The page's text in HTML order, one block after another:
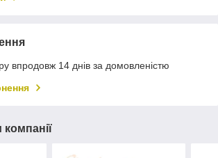
впродовж 14 днів за домовленістю
компанії